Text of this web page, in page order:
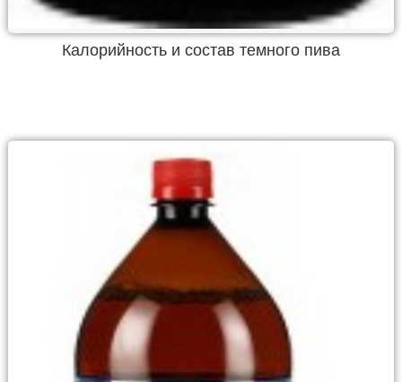
Калорийность и состав темного пива